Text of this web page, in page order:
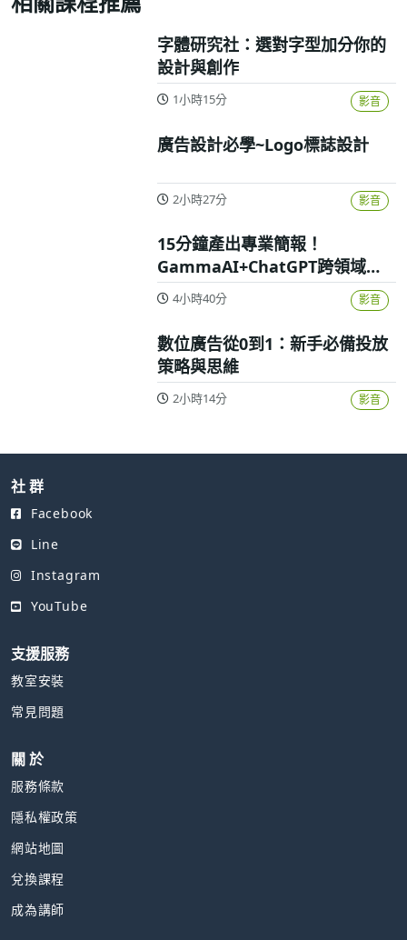
字體研究社：選對字型加分你的
設計與創作
1小時15分 影音
廣告設計必學~Logo標誌設計
2小時27分 影音
15分鐘產出專業簡報！
GammaAI+ChatGPT跨領域高
效實戰攻略
4小時40分 影音
數位廣告從0到1：新手必備投放
策略與思維
2小時14分 影音
社 群
Facebook
Line
Instagram
YouTube
支援服務
教室安裝
常見問題
關 於
服務條款
隱私權政策
網站地圖
兌換課程
成為講師